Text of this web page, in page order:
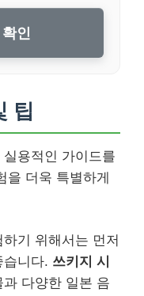
인
팁
용적인 가이드를
을 더욱 특별하게
기 위해서는 먼저
습니다. 쓰키지 시
다양한 일본 음